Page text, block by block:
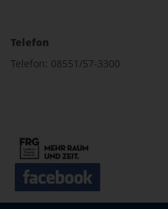
Telefon
Telefon: 08551/57-3300